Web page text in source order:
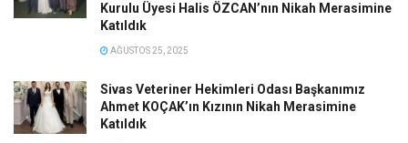
Kurulu Üyesi Halis ÖZCAN’nın Nikah Merasimine
Katıldık
AĞUSTOS 25, 2025
Sivas Veteriner Hekimleri Odası Başkanımız
Ahmet KOÇAK’ın Kızının Nikah Merasimine
Katıldık